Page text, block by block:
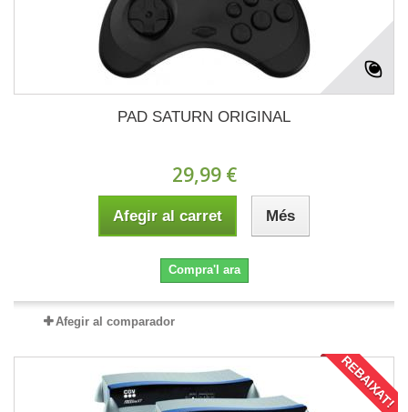
PAD SATURN ORIGINAL
29,99 €
Afegir al carret Més
Compra'l ara
Afegir al comparador
REBAIXAT!